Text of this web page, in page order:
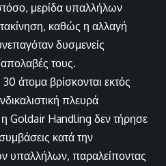
μερίδα υπαλλήλων
καθώς η αλλαγή
δυσμενείς
απολαβές τους.
άτομα βρίσκονται εκτός
πλευρά
η Goldair Handling δεν τήρησε
κατά την
υπαλλήλων, παραλείποντας